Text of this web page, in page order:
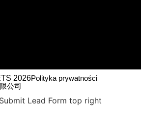
2026Polityka prywatności
公司
Lead Form top right